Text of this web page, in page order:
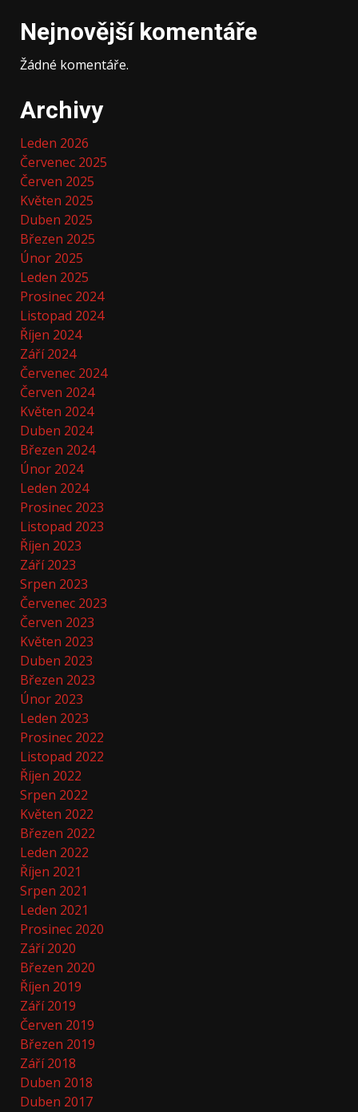
Nejnovější komentáře
Žádné komentáře.
Archivy
Leden 2026
Červenec 2025
Červen 2025
Květen 2025
Duben 2025
Březen 2025
Únor 2025
Leden 2025
Prosinec 2024
Listopad 2024
Říjen 2024
Září 2024
Červenec 2024
Červen 2024
Květen 2024
Duben 2024
Březen 2024
Únor 2024
Leden 2024
Prosinec 2023
Listopad 2023
Říjen 2023
Září 2023
Srpen 2023
Červenec 2023
Červen 2023
Květen 2023
Duben 2023
Březen 2023
Únor 2023
Leden 2023
Prosinec 2022
Listopad 2022
Říjen 2022
Srpen 2022
Květen 2022
Březen 2022
Leden 2022
Říjen 2021
Srpen 2021
Leden 2021
Prosinec 2020
Září 2020
Březen 2020
Říjen 2019
Září 2019
Červen 2019
Březen 2019
Září 2018
Duben 2018
Duben 2017